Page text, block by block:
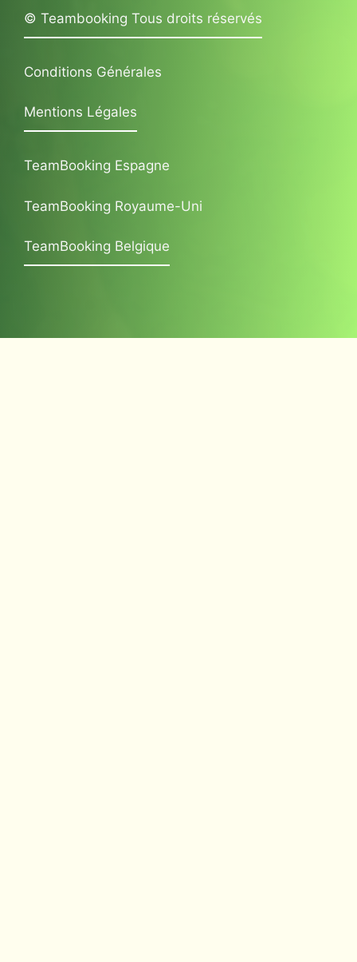
© Teambooking Tous droits réservés
Conditions Générales
Mentions Légales
TeamBooking Espagne
TeamBooking Royaume-Uni
TeamBooking Belgique